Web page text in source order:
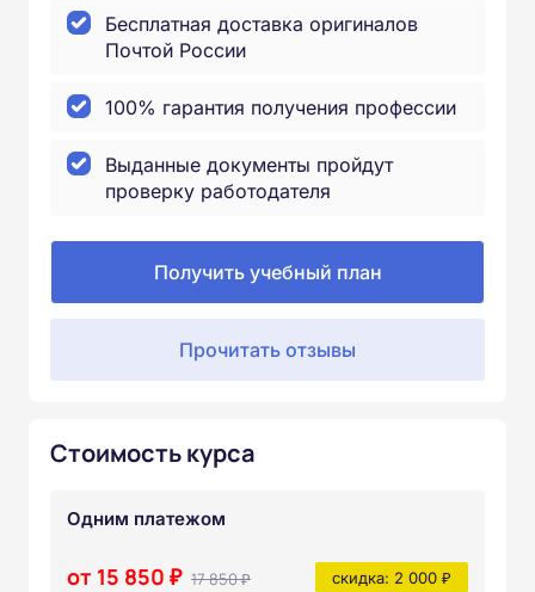
Бесплатная доставка оригиналов
Почтой России
100% гарантия получения профессии
Выданные документы пройдут
проверку работодателя
Получить учебный план
Прочитать отзывы
Стоимость курса
Одним платежом
от 15 850 ₽ 17 850 ₽ скидка: 2 000 ₽